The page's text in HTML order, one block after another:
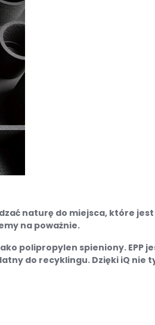
naturę do miejsca, które
na poważnie.
polipropylen spieniony.
do recyklingu. Dzięki iQ